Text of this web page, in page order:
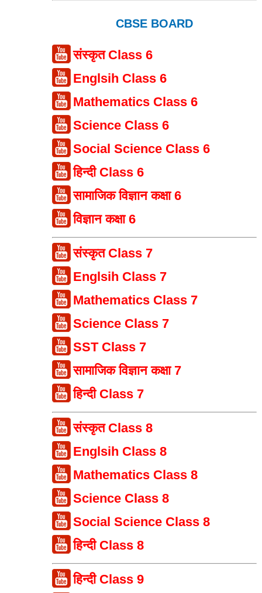
CBSE BOARD
संस्कृत Class 6
Englsih Class 6
Mathematics Class 6
Science Class 6
Social Science Class 6
हिन्दी Class 6
सामाजिक विज्ञान कक्षा 6
विज्ञान कक्षा 6
संस्कृत Class 7
Englsih Class 7
Mathematics Class 7
Science Class 7
SST Class 7
सामाजिक विज्ञान कक्षा 7
हिन्दी Class 7
संस्कृत Class 8
Englsih Class 8
Mathematics Class 8
Science Class 8
Social Science Class 8
हिन्दी Class 8
हिन्दी Class 9